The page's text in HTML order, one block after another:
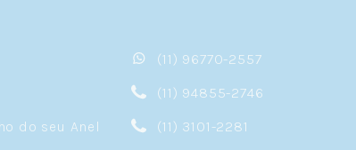
do seu Anel
(11) 96770-2557
(11) 94855-2746
(11) 3101-2281